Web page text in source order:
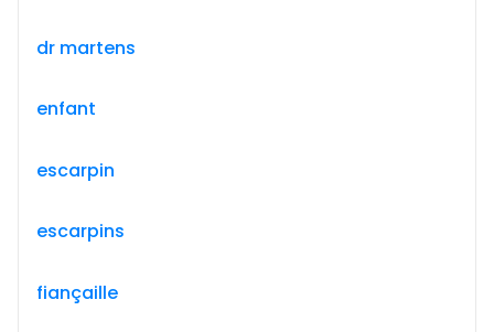
dr martens
enfant
escarpin
escarpins
fiançaille